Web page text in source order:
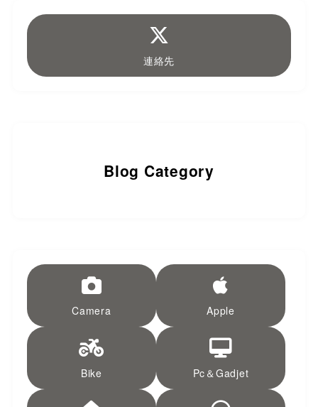
連絡先
Blog Category
Camera Apple
Bike Pc＆Gadjet